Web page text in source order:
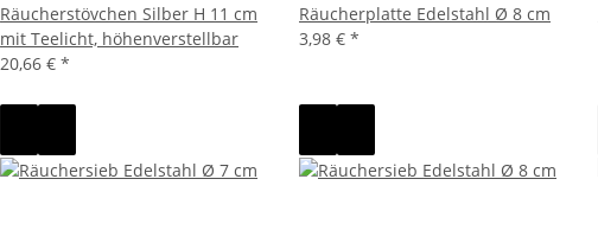
Räucherstövchen Silber H 11 cm
mit Teelicht, höhenverstellbar
20,66 € *
Räucherplatte Edelstahl Ø 8 cm
3,98 € *